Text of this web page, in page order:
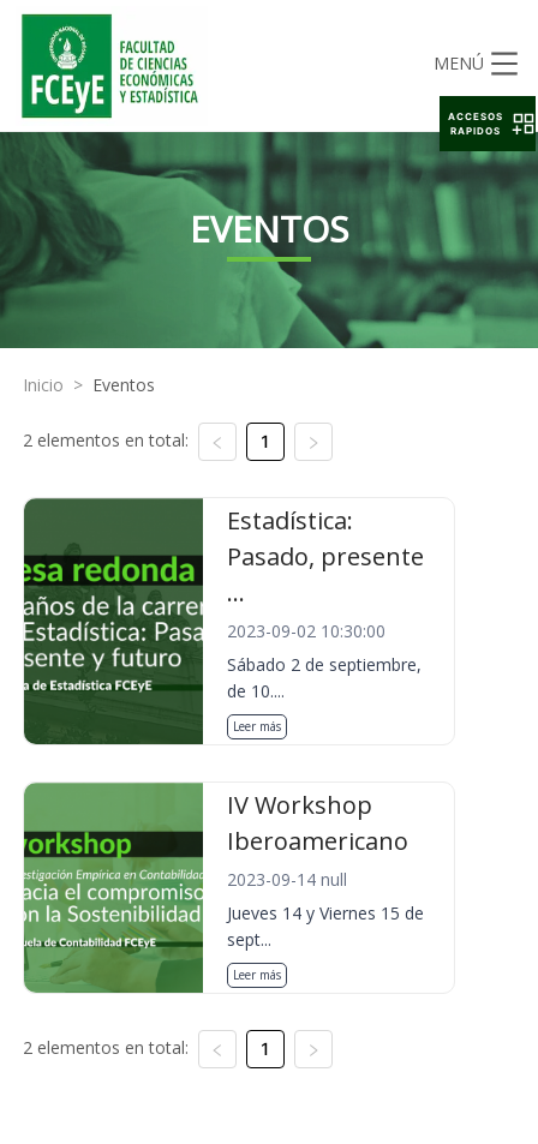
MENÚ
EVENTOS
Inicio > Eventos
2 elementos en total: 1
Estadística:
Pasado, presente
...
2023-09-02 10:30:00
Sábado 2 de septiembre,
de 10....
Leer más
IV Workshop
Iberoamericano
2023-09-14 null
Jueves 14 y Viernes 15 de
sept...
Leer más
2 elementos en total: 1
ACCESOS
RAPIDOS